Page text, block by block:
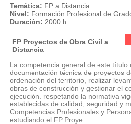
Temática: FP a Distancia
Nivel: Formación Profesional de
Duración: 2000 h.
FP Proyectos de Obra Civil a
Distancia
La competencia general de este título
documentación técnica de proyectos
ordenación del territorio, realizar
obras de construcción y gestionar el
ejecución, respetando la normativa
establecidas de calidad, seguridad y
Competencias Profesionales y
estudiando el FP Proye...